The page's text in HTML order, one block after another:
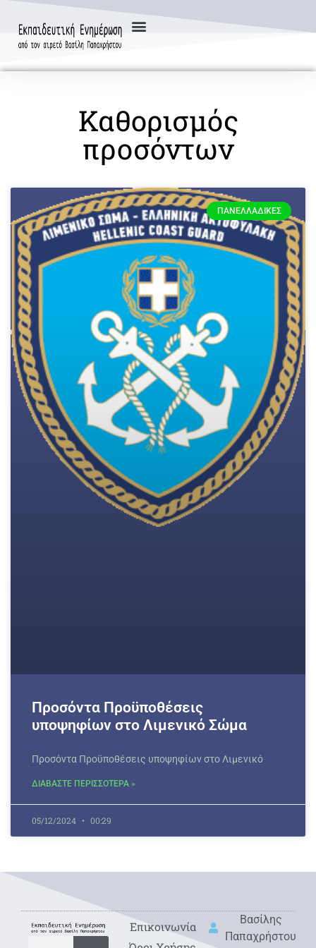
Καθορισμός
προσόντων
ΠΑΝΕΛΛΑΔΙΚΈΣ
Προσόντα Προϋποθέσεις
υποψηφίων στο Λιμενικό Σώμα
Προσόντα Προϋποθέσεις υποψηφίων στο Λιμενικό
ΔΙΑΒΑΣΤΕ ΠΕΡΙΣΣΟΤΕΡΑ »
05/12/2024 00:29
Eπικοινωνία
Βασίλης
Παπαχρήστου